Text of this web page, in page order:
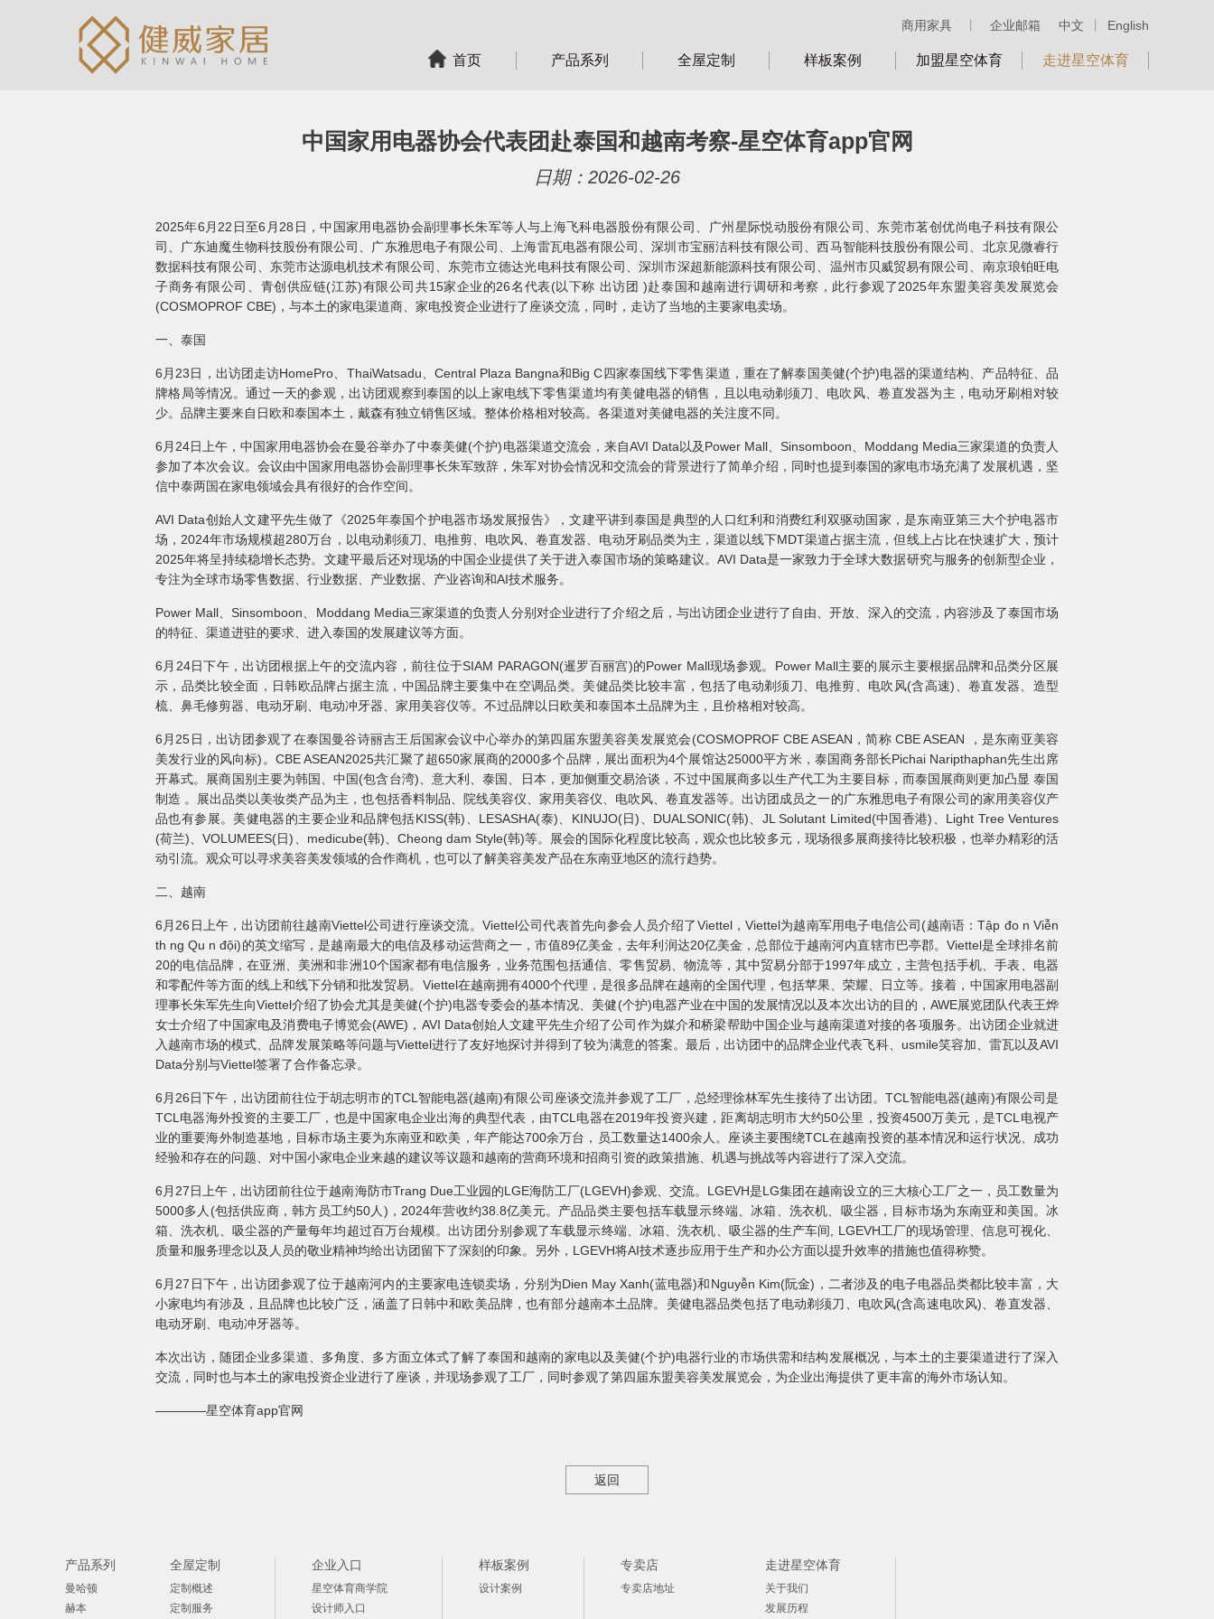
中文 English
商用家具 企业邮箱
首页 产品系列 全屋定制 样板案例 加盟星空体育 走进星空体育
中国家用电器协会代表团赴泰国和越南考察-星空体育app官网
日期：2026-02-26
2025年6月22日至6月28日，中国家用电器协会副理事长朱军等人与上海飞科电器股份有限公司、广州星际悦动股份有限公司、东莞市茗创优尚电子科技有限公
司、广东迪魔生物科技股份有限公司、广东雅思电子有限公司、上海雷瓦电器有限公司、深圳市宝丽洁科技有限公司、西马智能科技股份有限公司、北京见微睿行
数据科技有限公司、东莞市达源电机技术有限公司、东莞市立德达光电科技有限公司、深圳市深超新能源科技有限公司、温州市贝威贸易有限公司、南京琅铂旺电
子商务有限公司、青创供应链(江苏)有限公司共15家企业的26名代表(以下称 出访团 )赴泰国和越南进行调研和考察，此行参观了2025年东盟美容美发展览会
(COSMOPROF CBE)，与本土的家电渠道商、家电投资企业进行了座谈交流，同时，走访了当地的主要家电卖场。
一、泰国
6月23日，出访团走访HomePro、ThaiWatsadu、Central Plaza Bangna和Big C四家泰国线下零售渠道，重在了解泰国美健(个护)电器的渠道结构、产品特征、品
牌格局等情况。通过一天的参观，出访团观察到泰国的以上家电线下零售渠道均有美健电器的销售，且以电动剃须刀、电吹风、卷直发器为主，电动牙刷相对较
少。品牌主要来自日欧和泰国本土，戴森有独立销售区域。整体价格相对较高。各渠道对美健电器的关注度不同。
6月24日上午，中国家用电器协会在曼谷举办了中泰美健(个护)电器渠道交流会，来自AVI Data以及Power Mall、Sinsomboon、Moddang Media三家渠道的负责人
参加了本次会议。会议由中国家用电器协会副理事长朱军致辞，朱军对协会情况和交流会的背景进行了简单介绍，同时也提到泰国的家电市场充满了发展机遇，坚
信中泰两国在家电领域会具有很好的合作空间。
AVI Data创始人文建平先生做了《2025年泰国个护电器市场发展报告》，文建平讲到泰国是典型的人口红利和消费红利双驱动国家，是东南亚第三大个护电器市
场，2024年市场规模超280万台，以电动剃须刀、电推剪、电吹风、卷直发器、电动牙刷品类为主，渠道以线下MDT渠道占据主流，但线上占比在快速扩大，预计
2025年将呈持续稳增长态势。文建平最后还对现场的中国企业提供了关于进入泰国市场的策略建议。AVI Data是一家致力于全球大数据研究与服务的创新型企业，
专注为全球市场零售数据、行业数据、产业数据、产业咨询和AI技术服务。
Power Mall、Sinsomboon、Moddang Media三家渠道的负责人分别对企业进行了介绍之后，与出访团企业进行了自由、开放、深入的交流，内容涉及了泰国市场
的特征、渠道进驻的要求、进入泰国的发展建议等方面。
6月24日下午，出访团根据上午的交流内容，前往位于SIAM PARAGON(暹罗百丽宫)的Power Mall现场参观。Power Mall主要的展示主要根据品牌和品类分区展
示，品类比较全面，日韩欧品牌占据主流，中国品牌主要集中在空调品类。美健品类比较丰富，包括了电动剃须刀、电推剪、电吹风(含高速)、卷直发器、造型
梳、鼻毛修剪器、电动牙刷、电动冲牙器、家用美容仪等。不过品牌以日欧美和泰国本土品牌为主，且价格相对较高。
6月25日，出访团参观了在泰国曼谷诗丽吉王后国家会议中心举办的第四届东盟美容美发展览会(COSMOPROF CBE ASEAN，简称 CBE ASEAN ，是东南亚美容
美发行业的风向标)。CBE ASEAN2025共汇聚了超650家展商的2000多个品牌，展出面积为4个展馆达25000平方米，泰国商务部长Pichai Naripthaphan先生出席
开幕式。展商国别主要为韩国、中国(包含台湾)、意大利、泰国、日本，更加侧重交易洽谈，不过中国展商多以生产代工为主要目标，而泰国展商则更加凸显 泰国
制造 。展出品类以美妆类产品为主，也包括香料制品、院线美容仪、家用美容仪、电吹风、卷直发器等。出访团成员之一的广东雅思电子有限公司的家用美容仪产
品也有参展。美健电器的主要企业和品牌包括KISS(韩)、LESASHA(泰)、KINUJO(日)、DUALSONIC(韩)、JL Solutant Limited(中国香港)、Light Tree Ventures
(荷兰)、VOLUMEES(日)、medicube(韩)、Cheong dam Style(韩)等。展会的国际化程度比较高，观众也比较多元，现场很多展商接待比较积极，也举办精彩的活
动引流。观众可以寻求美容美发领域的合作商机，也可以了解美容美发产品在东南亚地区的流行趋势。
二、越南
6月26日上午，出访团前往越南Viettel公司进行座谈交流。Viettel公司代表首先向参会人员介绍了Viettel，Viettel为越南军用电子电信公司(越南语：Tập đo n Viễn
th ng Qu n đội)的英文缩写，是越南最大的电信及移动运营商之一，市值89亿美金，去年利润达20亿美金，总部位于越南河内直辖市巴亭郡。Viettel是全球排名前
20的电信品牌，在亚洲、美洲和非洲10个国家都有电信服务，业务范围包括通信、零售贸易、物流等，其中贸易分部于1997年成立，主营包括手机、手表、电器
和零配件等方面的线上和线下分销和批发贸易。Viettel在越南拥有4000个代理，是很多品牌在越南的全国代理，包括苹果、荣耀、日立等。接着，中国家用电器副
理事长朱军先生向Viettel介绍了协会尤其是美健(个护)电器专委会的基本情况、美健(个护)电器产业在中国的发展情况以及本次出访的目的，AWE展览团队代表王烨
女士介绍了中国家电及消费电子博览会(AWE)，AVI Data创始人文建平先生介绍了公司作为媒介和桥梁帮助中国企业与越南渠道对接的各项服务。出访团企业就进
入越南市场的模式、品牌发展策略等问题与Viettel进行了友好地探讨并得到了较为满意的答案。最后，出访团中的品牌企业代表飞科、usmile笑容加、雷瓦以及AVI
Data分别与Viettel签署了合作备忘录。
6月26日下午，出访团前往位于胡志明市的TCL智能电器(越南)有限公司座谈交流并参观了工厂，总经理徐林军先生接待了出访团。TCL智能电器(越南)有限公司是
TCL电器海外投资的主要工厂，也是中国家电企业出海的典型代表，由TCL电器在2019年投资兴建，距离胡志明市大约50公里，投资4500万美元，是TCL电视产
业的重要海外制造基地，目标市场主要为东南亚和欧美，年产能达700余万台，员工数量达1400余人。座谈主要围绕TCL在越南投资的基本情况和运行状况、成功
经验和存在的问题、对中国小家电企业来越的建议等议题和越南的营商环境和招商引资的政策措施、机遇与挑战等内容进行了深入交流。
6月27日上午，出访团前往位于越南海防市Trang Due工业园的LGE海防工厂(LGEVH)参观、交流。LGEVH是LG集团在越南设立的三大核心工厂之一，员工数量为
5000多人(包括供应商，韩方员工约50人)，2024年营收约38.8亿美元。产品品类主要包括车载显示终端、冰箱、洗衣机、吸尘器，目标市场为东南亚和美国。冰
箱、洗衣机、吸尘器的产量每年均超过百万台规模。出访团分别参观了车载显示终端、冰箱、洗衣机、吸尘器的生产车间, LGEVH工厂的现场管理、信息可视化、
质量和服务理念以及人员的敬业精神均给出访团留下了深刻的印象。另外，LGEVH将AI技术逐步应用于生产和办公方面以提升效率的措施也值得称赞。
6月27日下午，出访团参观了位于越南河内的主要家电连锁卖场，分别为Dien May Xanh(蓝电器)和Nguyễn Kim(阮金)，二者涉及的电子电器品类都比较丰富，大
小家电均有涉及，且品牌也比较广泛，涵盖了日韩中和欧美品牌，也有部分越南本土品牌。美健电器品类包括了电动剃须刀、电吹风(含高速电吹风)、卷直发器、
电动牙刷、电动冲牙器等。
本次出访，随团企业多渠道、多角度、多方面立体式了解了泰国和越南的家电以及美健(个护)电器行业的市场供需和结构发展概况，与本土的主要渠道进行了深入
交流，同时也与本土的家电投资企业进行了座谈，并现场参观了工厂，同时参观了第四届东盟美容美发展览会，为企业出海提供了更丰富的海外市场认知。
————星空体育app官网
返回
产品系列
曼哈顿
赫本
全屋定制
定制概述
定制服务
企业入口
星空体育商学院
设计师入口
样板案例
设计案例
专卖店
专卖店地址
走进星空体育
关于我们
发展历程